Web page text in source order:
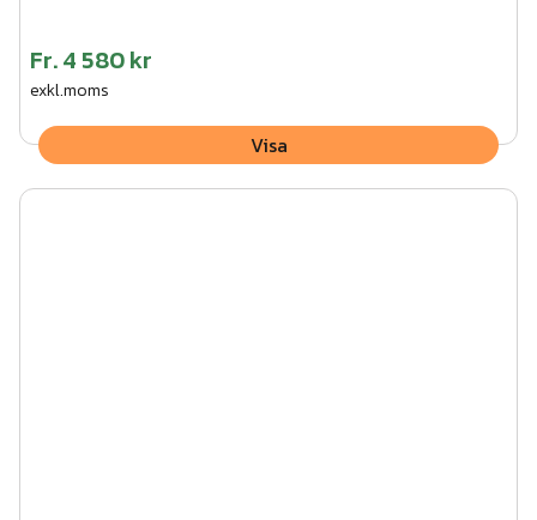
Fr.4 580 kr
exkl.moms
Visa